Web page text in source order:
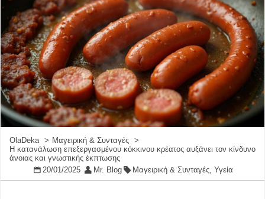
OlaDeka
Μαγειρική & Συνταγές
Η κατανάλωση επεξεργασμένου κόκκινου κρέατος αυξάνει τον κίνδυνο
άνοιας και γνωστικής έκπτωσης
20/01/2025
Mr. Blog Μαγειρική & Συνταγές, Υγεία